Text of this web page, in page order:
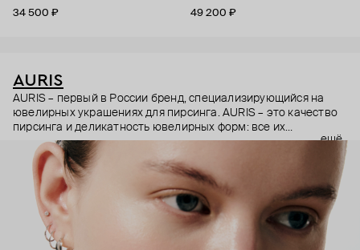
34 500 ₽
49 200 ₽
AURIS
AURIS – первый в России бренд, специализирующийся на
ювелирных украшениях для пирсинга. AURIS – это качество
пирсинга и деликатность ювелирных форм: все их
украшения ручной работы. В процессе создания участвуют
как профессиональные пирсеры (они отвечают за
безопасность и эргономичность пирсинга), так и ювелирные
стилисты (благодаря им дизайн соответствует трендам, а
украшения легко сочетаются между собой).
Украшения AURIS – для тех, кто открыто выражает себя, но
делает это интеллигентно и по-взрослому.
ещё